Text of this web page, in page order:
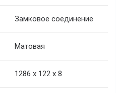
Замковое соединение
Матовая
1286 х 122 х 8